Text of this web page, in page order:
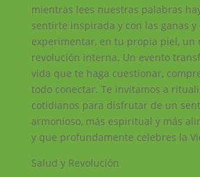
mientras lees nuestras palabras
sentirte inspirada y con las ganas y
experimentar, en tu propia piel, un
revolución interna. Un evento
vida que te haga cuestionar,
todo conectar. Te invitamos a
cotidianos para disfrutar de un
armonioso, más espiritual y más
y que profundamente celebres la
Salud y Revolución